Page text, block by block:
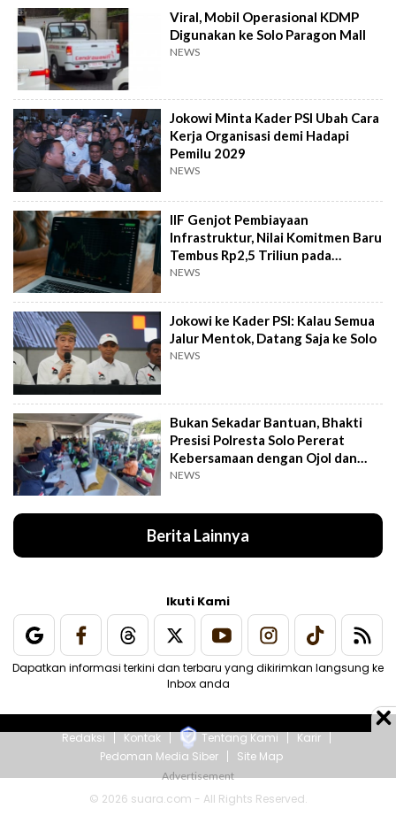
Viral, Mobil Operasional KDMP
Digunakan ke Solo Paragon Mall
NEWS
Jokowi Minta Kader PSI Ubah Cara
Kerja Organisasi demi Hadapi
Pemilu 2029
NEWS
IIF Genjot Pembiayaan
Infrastruktur, Nilai Komitmen Baru
Tembus Rp2,5 Triliun pada
Semester I 2026
NEWS
Jokowi ke Kader PSI: Kalau Semua
Jalur Mentok, Datang Saja ke Solo
NEWS
Bukan Sekadar Bantuan, Bhakti
Presisi Polresta Solo Pererat
Kebersamaan dengan Ojol dan
Supeltas
NEWS
Berita Lainnya
Ikuti Kami
Dapatkan informasi terkini dan terbaru yang dikirimkan langsung ke
Inbox anda
Redaksi Kontak Tentang Kami
Karir
Pedoman Media Siber
Site Map
© 2026 suara.com - All Rights Reserved.